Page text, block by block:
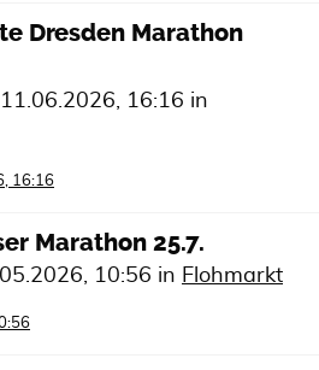
Dresden Marathon
11.06.2026, 16:16 in
16:16
Marathon 25.7.
10:56 in Flohmarkt